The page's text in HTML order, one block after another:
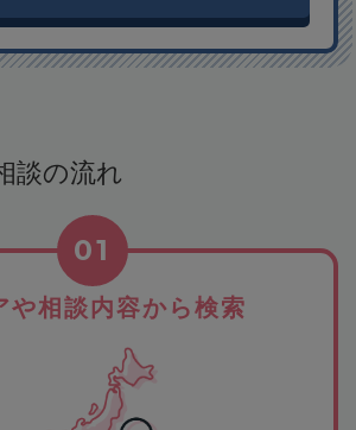
談の流れ
や相談内容から検索
01